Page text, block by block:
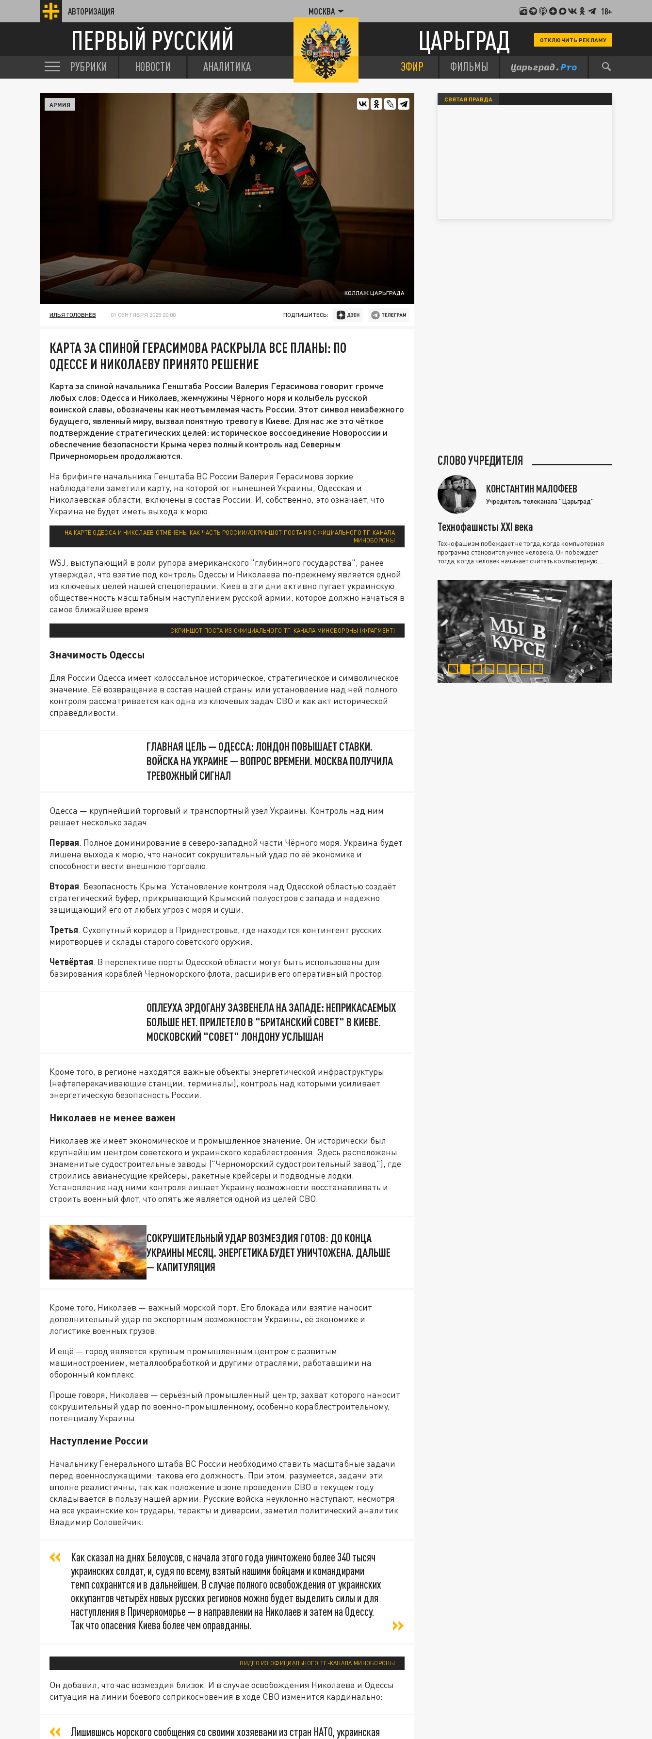
АВТОРИЗАЦИЯ МОСКВА 18+
ПЕРВЫЙ РУССКИЙ ЦАРЬГРАД ОТКЛЮЧИТЬ РЕКЛАМУ
РУБРИКИ НОВОСТИ АНАЛИТИКА ЭФИР ФИЛЬМЫ
КОЛЛАЖ ЦАРЬГРАДА
АРМИЯ
ИЛЬЯ ГОЛОВНЁВ 01 СЕНТЯБРЯ 2025 20:00 ПОДПИШИТЕСЬ:
КАРТА ЗА СПИНОЙ ГЕРАСИМОВА РАСКРЫЛА ВСЕ ПЛАНЫ: ПО
ОДЕССЕ И НИКОЛАЕВУ ПРИНЯТО РЕШЕНИЕ
Карта за спиной начальника Генштаба России Валерия Герасимова говорит громче
любых слов: Одесса и Николаев, жемчужины Чёрного моря и колыбель русской
воинской славы, обозначены как неотъемлемая часть России. Этот символ неизбежного
будущего, явленный миру, вызвал понятную тревогу в Киеве. Для нас же это чёткое
подтверждение стратегических целей: историческое воссоединение Новороссии и
обеспечение безопасности Крыма через полный контроль над Северным
Причерноморьем продолжаются.
На брифинге начальника Генштаба ВС России Валерия Герасимова зоркие
наблюдатели заметили карту, на которой юг нынешней Украины, Одесская и
Николаевская области, включены в состав России. И, собственно, это означает, что
Украина не будет иметь выхода к морю.
НА КАРТЕ ОДЕССА И НИКОЛАЕВ ОТМЕЧЕНЫ КАК ЧАСТЬ РОССИИ//СКРИНШОТ ПОСТА ИЗ ОФИЦИАЛЬНОГО ТГ-КАНАЛА
МИНОБОРОНЫ
WSJ, выступающий в роли рупора американского "глубинного государства", ранее
утверждал, что взятие под контроль Одессы и Николаева по-прежнему является одной
из ключевых целей нашей спецоперации. Киев в эти дни активно пугает украинскую
общественность масштабным наступлением русской армии, которое должно начаться в
самое ближайшее время.
СКРИНШОТ ПОСТА ИЗ ОФИЦИАЛЬНОГО ТГ-КАНАЛА МИНОБОРОНЫ (ФРАГМЕНТ)
Значимость Одессы
Для России Одесса имеет колоссальное историческое, стратегическое и символическое
значение. Её возвращение в состав нашей страны или установление над ней полного
контроля рассматривается как одна из ключевых задач СВО и как акт исторической
справедливости.
ГЛАВНАЯ ЦЕЛЬ — ОДЕССА: ЛОНДОН ПОВЫШАЕТ СТАВКИ.
ВОЙСКА НА УКРАИНЕ — ВОПРОС ВРЕМЕНИ. МОСКВА ПОЛУЧИЛА
ТРЕВОЖНЫЙ СИГНАЛ
Одесса — крупнейший торговый и транспортный узел Украины. Контроль над ним
решает несколько задач.
Первая. Полное доминирование в северо-западной части Чёрного моря. Украина будет
лишена выхода к морю, что наносит сокрушительный удар по её экономике и
способности вести внешнюю торговлю.
Вторая. Безопасность Крыма. Установление контроля над Одесской областью создаёт
стратегический буфер, прикрывающий Крымский полуостров с запада и надежно
защищающий его от любых угроз с моря и суши.
Третья. Сухопутный коридор в Приднестровье, где находится контингент русских
миротворцев и склады старого советского оружия.
Четвёртая. В перспективе порты Одесской области могут быть использованы для
базирования кораблей Черноморского флота, расширив его оперативный простор.
ОПЛЕУХА ЭРДОГАНУ ЗАЗВЕНЕЛА НА ЗАПАДЕ: НЕПРИКАСАЕМЫХ
БОЛЬШЕ НЕТ. ПРИЛЕТЕЛО В "БРИТАНСКИЙ СОВЕТ" В КИЕВЕ.
МОСКОВСКИЙ "СОВЕТ" ЛОНДОНУ УСЛЫШАН
Кроме того, в регионе находятся важные объекты энергетической инфраструктуры
(нефтеперекачивающие станции, терминалы), контроль над которыми усиливает
энергетическую безопасность России.
Николаев не менее важен
Николаев же имеет экономическое и промышленное значение. Он исторически был
крупнейшим центром советского и украинского кораблестроения. Здесь расположены
знаменитые судостроительные заводы ("Черноморский судостроительный завод"), где
строились авианесущие крейсеры, ракетные крейсеры и подводные лодки.
Установление над ними контроля лишает Украину возможности восстанавливать и
строить военный флот, что опять же является одной из целей СВО.
СОКРУШИТЕЛЬНЫЙ УДАР ВОЗМЕЗДИЯ ГОТОВ: ДО КОНЦА
УКРАИНЫ МЕСЯЦ. ЭНЕРГЕТИКА БУДЕТ УНИЧТОЖЕНА. ДАЛЬШЕ
— КАПИТУЛЯЦИЯ
Кроме того, Николаев — важный морской порт. Его блокада или взятие наносит
дополнительный удар по экспортным возможностям Украины, её экономике и
логистике военных грузов.
И ещё — город является крупным промышленным центром с развитым
машиностроением, металлообработкой и другими отраслями, работавшими на
оборонный комплекс.
Проще говоря, Николаев — серьёзный промышленный центр, захват которого наносит
сокрушительный удар по военно-промышленному, особенно кораблестроительному,
потенциалу Украины.
Наступление России
Начальнику Генерального штаба ВС России необходимо ставить масштабные задачи
перед военнослужащими: такова его должность. При этом, разумеется, задачи эти
вполне реалистичны, так как положение в зоне проведения СВО в текущем году
складывается в пользу нашей армии. Русские войска неуклонно наступают, несмотря
на все украинские контрудары, теракты и диверсии, заметил политический аналитик
Владимир Соловейчик:
Как сказал на днях Белоусов, с начала этого года уничтожено более 340 тысяч
украинских солдат, и, судя по всему, взятый нашими бойцами и командирами
темп сохранится и в дальнейшем. В случае полного освобождения от украинских
оккупантов четырёх новых русских регионов можно будет выделить силы и для
наступления в Причерноморье — в направлении на Николаев и затем на Одессу.
Так что опасения Киева более чем оправданны.
ВИДЕО ИЗ ОФИЦИАЛЬНОГО ТГ-КАНАЛА МИНОБОРОНЫ
Он добавил, что час возмездия близок. И в случае освобождения Николаева и Одессы
ситуация на линии боевого соприкосновения в ходе СВО изменится кардинально:
Лишившись морского сообщения со своими хозяевами из стран НАТО, украинская
СВЯТАЯ ПРАВДА
СЛОВО УЧРЕДИТЕЛЯ
КОНСТАНТИН МАЛОФЕЕВ
Учредитель телеканала "Царьград"
Технофашисты XXI века
Технофашизм побеждает не тогда, когда компьютерная
программа становится умнее человека. Он побеждает
тогда, когда человек начинает считать компьютерную